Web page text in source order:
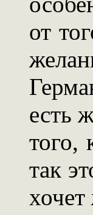
от
есть
того,
так
хочет